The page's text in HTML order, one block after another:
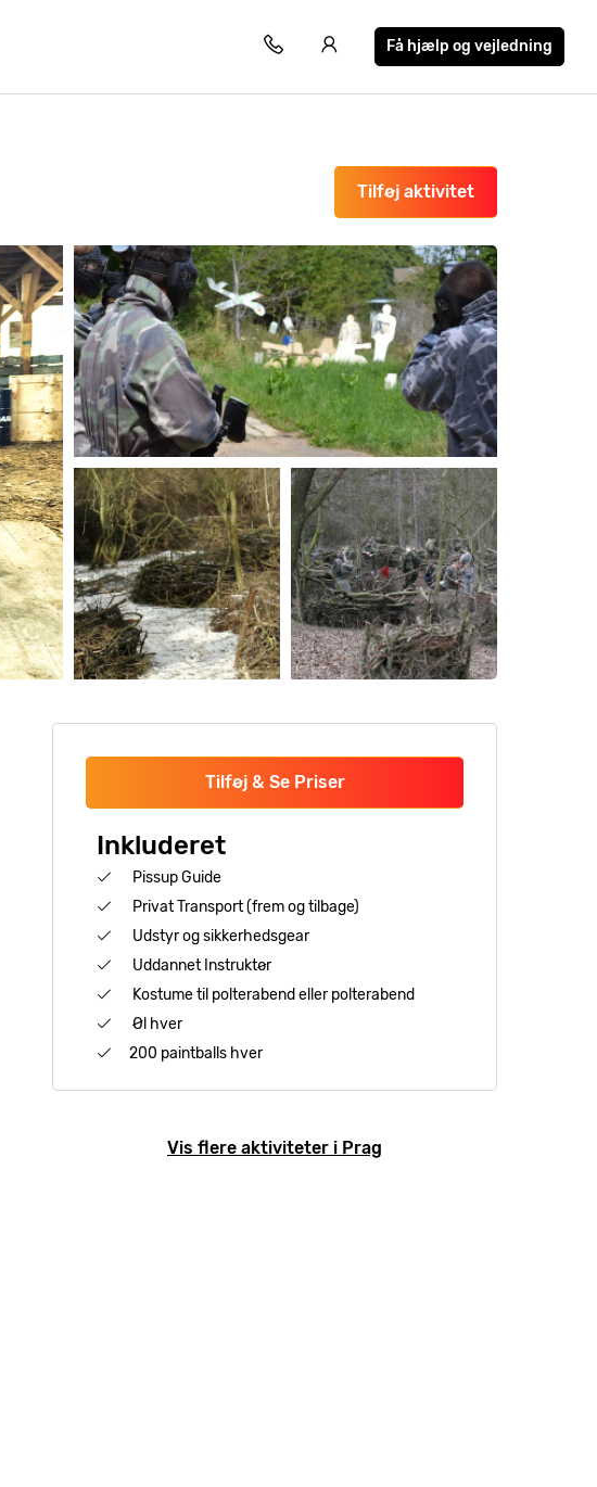
Få hjælp og vejledning
Tilføj aktivitet
Tilføj & Se Priser
Inkluderet
Pissup Guide
Privat Transport (frem og tilbage)
Udstyr og sikkerhedsgear
Uddannet Instruktør
Kostume til polterabend eller polterabend
Øl hver
200 paintballs hver
Vis flere aktiviteter i Prag